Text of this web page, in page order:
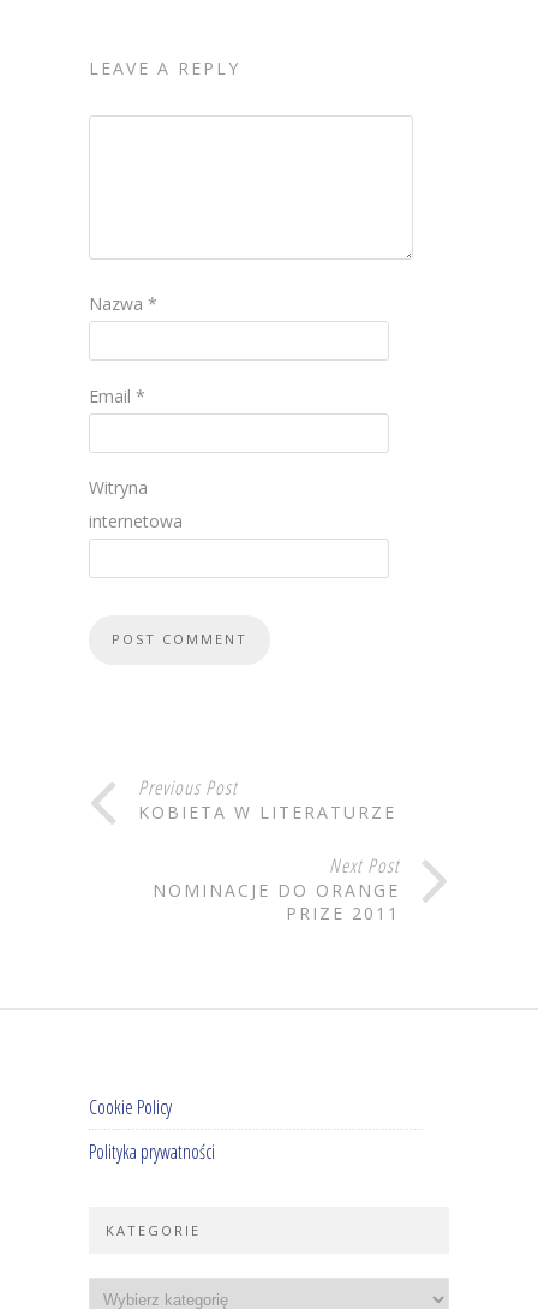
LEAVE A REPLY
Nazwa *
Email *
Witryna
internetowa
Previous Post
KOBIETA W LITERATURZE
Next Post
NOMINACJE DO ORANGE
PRIZE 2011
Cookie Policy
Polityka prywatności
KATEGORIE